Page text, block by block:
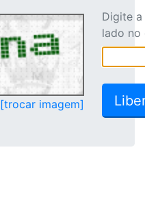
[trocar imagem]
Digite
lado no